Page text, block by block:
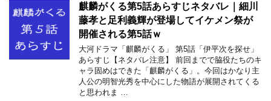
麒麟がくる第5話あらすじネタバレ｜細川
藤孝と足利義輝が登場してイケメン祭が
開催される第5話ｗ
大河ドラマ「麒麟がくる」 第5話「伊平次を探せ」
あらすじ【ネタバレ注意】 前回までで脇役たちのキ
ャラ固めはできた「麒麟がくる」。今回はかなり主
人公の明智光秀を中心にした物語が展開されてくる
と思われま …